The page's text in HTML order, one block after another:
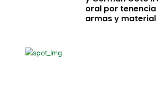
oral por
armas y material